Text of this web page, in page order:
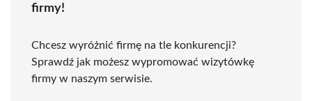
firmy!
Chcesz wyróżnić firmę na tle konkurencji?
Sprawdź jak możesz wypromować wizytówkę
firmy w naszym serwisie.